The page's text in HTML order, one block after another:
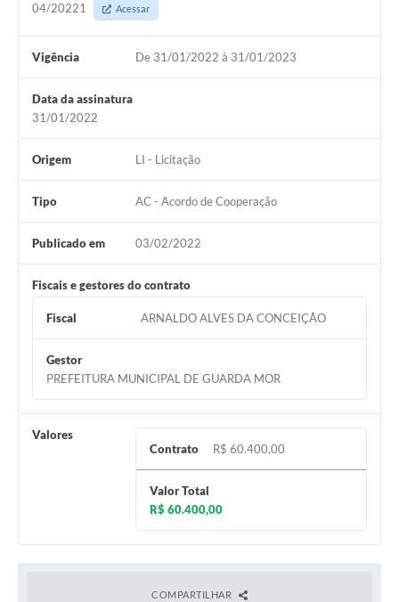
04/20221
Acessar
Vigência De 31/01/2022 à 31/01/2023
Data da assinatura
31/01/2022
Origem LI - Licitação
Tipo AC - Acordo de Cooperação
Publicado em 03/02/2022
Fiscais e gestores do contrato
Fiscal ARNALDO ALVES DA CONCEIÇÃO
Gestor
PREFEITURA MUNICIPAL DE GUARDA MOR
Valores
Contrato
R$ 60.400,00
Valor Total
R$ 60.400,00
COMPARTILHAR